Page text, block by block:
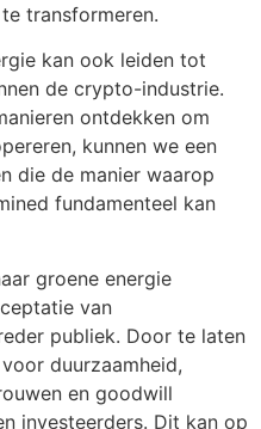
transformeren.
kan ook leiden tot
de crypto-industrie.
ontdekken om
kunnen we een
die de manier waarop
fundamenteel kan
groene energie
van
publiek. Door te laten
duurzaamheid,
en goodwill
investeerders. Dit kan op